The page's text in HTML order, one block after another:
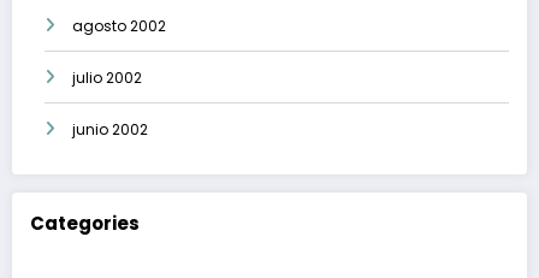
agosto 2002
julio 2002
junio 2002
Categories